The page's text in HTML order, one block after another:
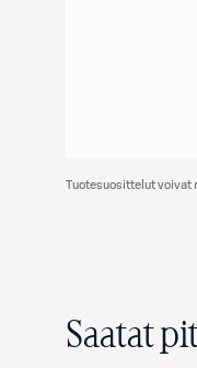
Tuotesuosittelut voivat
Saatat